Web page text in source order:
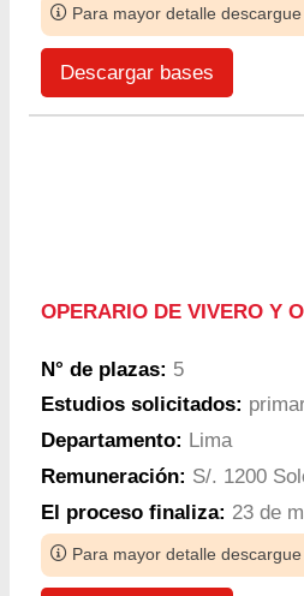
Para mayor detalle
Descargar bases
OPERARIO DE VIVERO Y
N° de plazas: 5
Estudios solicitados:
Departamento: Lima
Remuneración: S/. 1200
El proceso finaliza: 23 de
Para mayor detalle